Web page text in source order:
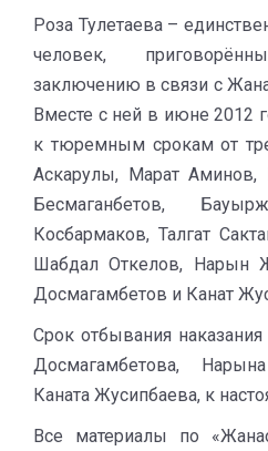
Роза Тулетаева –
человек,
заключению в связи с
Вместе с ней в июне 2012
к тюремным срокам от
Аскарулы, Марат Аминов,
Бесмаганбетов,
Косбармаков, Талгат
Шабдал Откелов, Нарын
Досмагамбетов и Канат
Срок отбывания
Досмагамбетова,
Каната Жусипбаева, к
Все материалы по